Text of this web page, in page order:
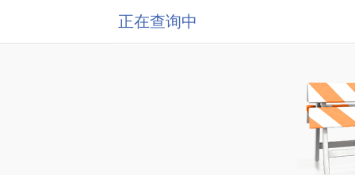
正在查询中